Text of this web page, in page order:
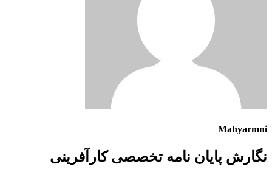
Mahyarmni
نگارش پایان نامه تخصصی کارآفرینی